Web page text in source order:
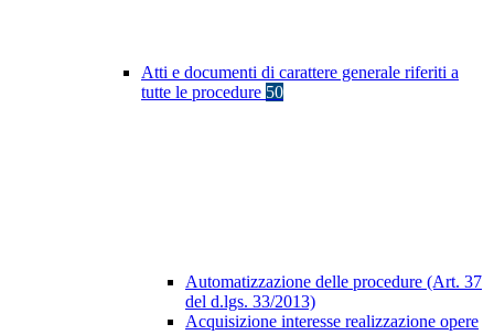
Atti e documenti di carattere generale riferiti a
tutte le procedure 50
Automatizzazione delle procedure (Art. 37
del d.lgs. 33/2013)
Acquisizione interesse realizzazione opere